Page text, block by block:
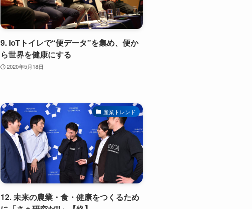
9. IoTトイレで“便データ”を集め、便か
ら世界を健康にする
2020年5月18日
産業トレンド
12. 未来の農業・食・健康をつくるため